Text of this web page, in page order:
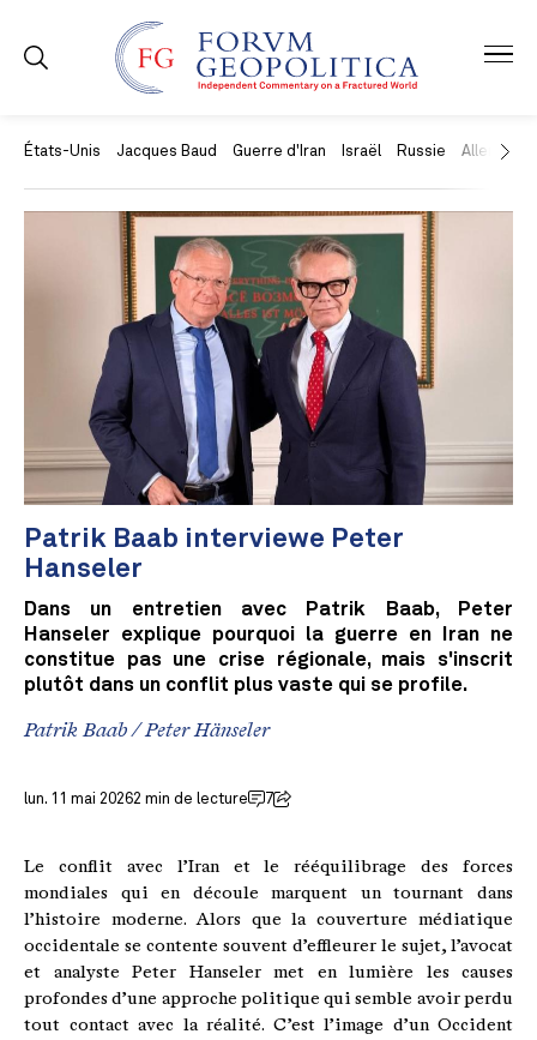
États-Unis Jacques Baud Guerre d'Iran Israël Russie Allemagne
Patrik Baab interviewe Peter
Hanseler
Dans un entretien avec Patrik Baab, Peter
Hanseler explique pourquoi la guerre en Iran ne
constitue pas une crise régionale, mais s'inscrit
plutôt dans un conflit plus vaste qui se profile.
Patrik Baab/Peter Hänseler
lun. 11 mai 20262 min de lecture 7
Le conflit avec l’Iran et le rééquilibrage des forces
mondiales qui en découle marquent un tournant dans
l’histoire moderne. Alors que la couverture médiatique
occidentale se contente souvent d’effleurer le sujet, l’avocat
et analyste Peter Hanseler met en lumière les causes
profondes d’une approche politique qui semble avoir perdu
tout contact avec la réalité. C’est l’image d’un Occident